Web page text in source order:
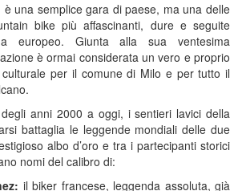
è una semplice gara di paese, ma una delle
bike più affascinanti, dure e seguite
europeo. Giunta alla sua ventesima
è ormai considerata un vero e proprio
per il comune di Milo e per tutto il
anni 2000 a oggi, i sentieri lavici della
battaglia le leggende mondiali delle due
albo d’oro e tra i partecipanti storici
nomi del calibro di:
il biker francese, leggenda assoluta, già